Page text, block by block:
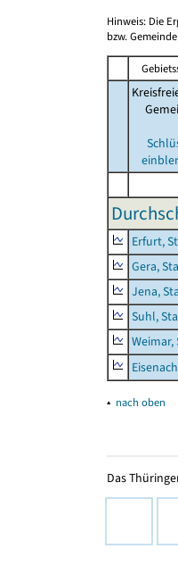
Hinweis: Die
bzw.
Erfurt,
Gera,
Jena,
Suhl,
Weimar,
▴ nach oben
Das